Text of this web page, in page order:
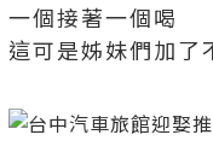
一個接著一個喝
這可是姊妹們加了